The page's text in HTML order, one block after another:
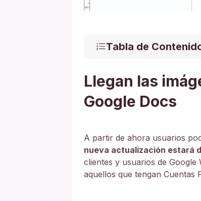
Tabla de
Llegan las
Google Docs
A partir de ahora usuarios
nueva actualización estará
clientes y usuarios de Google
aquellos que tengan Cuentas